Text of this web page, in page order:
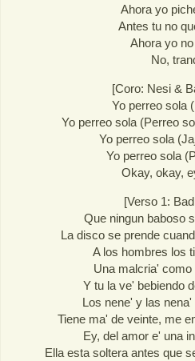
Ahora yo
Antes tu no
Ahora yo
No,
[Coro: Nesi &
Yo perreo sola
Yo perreo sola (Perreo
Yo perreo sola
Yo perreo sola
Okay, okay,
[Verso 1:
Que ningun baboso
La disco se prende
A los hombres los
Una malcria' como
Y tu la ve' bebiendo
Los nene' y las
Tiene ma' de veinte, me
Ey, del amor e' una
Ella esta soltera antes que